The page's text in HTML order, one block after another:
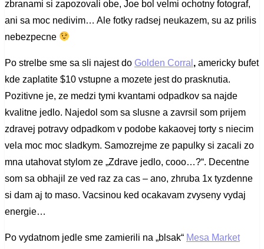
zbranami si zapozovali obe, Joe bol velmi ochotny fotograf,
ani sa moc nedivim… Ale fotky radsej neukazem, su az prilis
nebezpecne
Po strelbe sme sa sli najest do Golden Corral , americky bufet
kde zaplatite $10 vstupne a mozete jest do prasknutia.
Pozitivne je, ze medzi tymi kvantami odpadkov sa najde
kvalitne jedlo. Najedol som sa slusne a zavrsil som prijem
zdravej potravy odpadkom v podobe kakaovej torty s niecim
vela moc moc sladkym. Samozrejme ze papulky si zacali zo
mna utahovat stylom ze „Zdrave jedlo, cooo…?“. Decentne
som sa obhajil ze ved raz za cas – ano, zhruba 1x tyzdenne
si dam aj to maso. Vacsinou ked ocakavam zvyseny vydaj
energie…
Po vydatnom jedle sme zamierili na „blsak“ Mesa Market